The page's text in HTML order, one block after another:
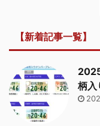
【新着記事一覧】
柄入